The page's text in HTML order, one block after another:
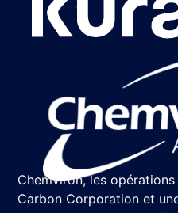
Chemviron, les
Carbon Corporation et